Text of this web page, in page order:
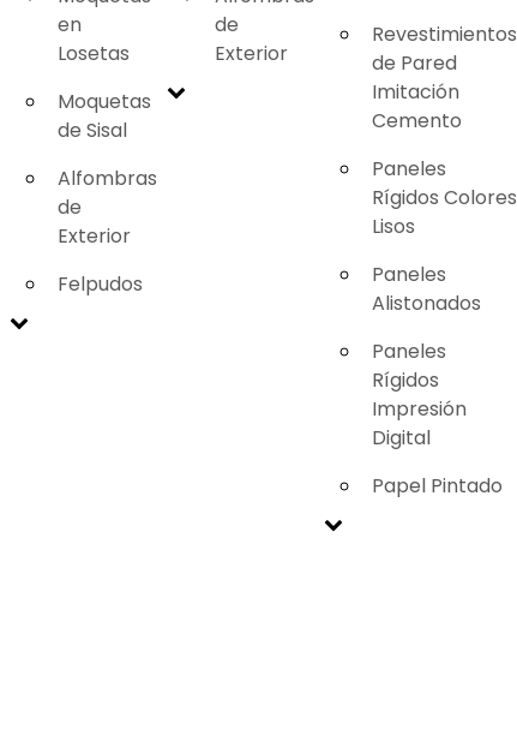
en
Losetas
Moquetas
de Sisal
Alfombras
de
Exterior
Felpudos
de
Exterior
Revestimientos
de Pared
Imitación
Cemento
Paneles
Rígidos Colores
Lisos
Paneles
Alistonados
Paneles
Rígidos
Impresión
Digital
Papel Pintado